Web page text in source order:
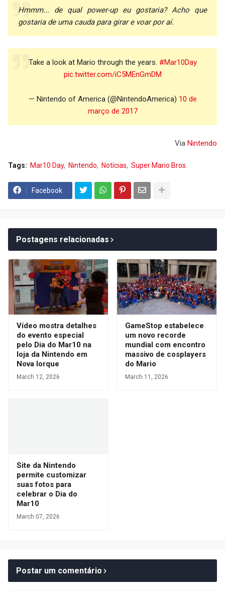
Hmmm... de qual power-up eu gostaria? Acho que
gostaria de uma cauda para girar e voar por aí.
Take a look at Mario through the years. #Mar10Day
pic.twitter.com/iC5MEnGmDM
— Nintendo of America (@NintendoAmerica) 10 de
março de 2017
Via Nintendo
Tags: Mar10 Day Nintendo Notícias Super Mario Bros.
Facebook
Postagens relacionadas
Vídeo mostra detalhes
do evento especial
pelo Dia do Mar10 na
loja da Nintendo em
Nova Iorque
March 12, 2026
GameStop estabelece
um novo recorde
mundial com encontro
massivo de cosplayers
do Mario
March 11, 2026
Site da Nintendo
permite customizar
suas fotos para
celebrar o Dia do
Mar10
March 07, 2026
Postar um comentário